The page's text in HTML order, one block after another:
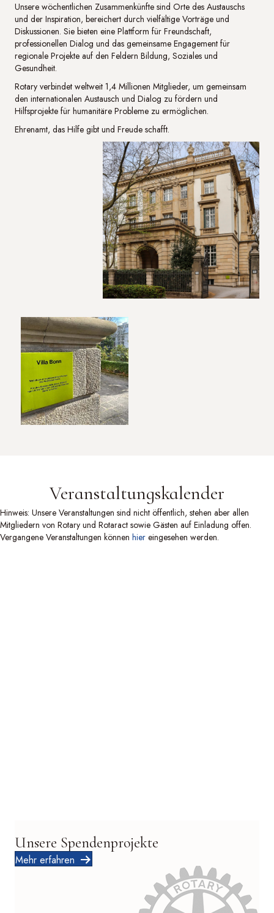
Unsere wöchentlichen Zusammenkünfte sind Orte des Austauschs
und der Inspiration, bereichert durch vielfältige Vorträge und
Diskussionen. Sie bieten eine Plattform für Freundschaft,
professionellen Dialog und das gemeinsame Engagement für
regionale Projekte auf den Feldern Bildung, Soziales und
Gesundheit.
Rotary verbindet weltweit 1,4 Millionen Mitglieder, um gemeinsam
den internationalen Austausch und Dialog zu fördern und
Hilfsprojekte für humanitäre Probleme zu ermöglichen.
Ehrenamt, das Hilfe gibt und Freude schafft.
Veranstaltungskalender
Hinweis: Unsere Veranstaltungen sind nicht öffentlich, stehen aber allen
Mitgliedern von Rotary und Rotaract sowie Gästen auf Einladung offen.
Vergangene Veranstaltungen können hier eingesehen werden.
Unsere Spendenprojekte
Mehr erfahren